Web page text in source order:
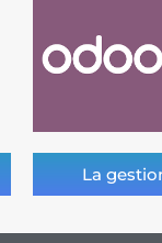
La